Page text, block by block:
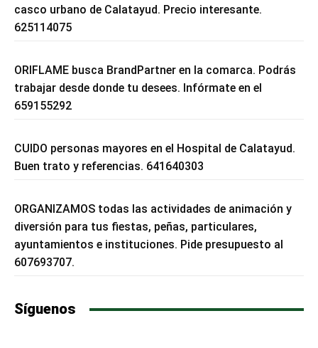
casco urbano de Calatayud. Precio interesante.
625114075
ORIFLAME busca BrandPartner en la comarca. Podrás
trabajar desde donde tu desees. Infórmate en el
659155292
CUIDO personas mayores en el Hospital de Calatayud.
Buen trato y referencias. 641640303
ORGANIZAMOS todas las actividades de animación y
diversión para tus fiestas, peñas, particulares,
ayuntamientos e instituciones. Pide presupuesto al
607693707.
Síguenos